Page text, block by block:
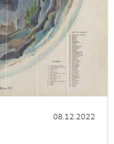
08.12.2022